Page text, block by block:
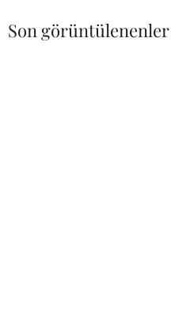
Son görüntülenenler